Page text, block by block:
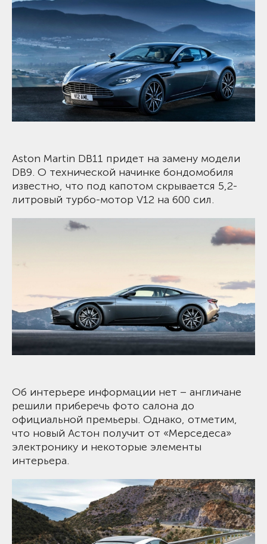
Aston Martin DB11 придет на замену модели
DB9. О технической начинке бондомобиля
известно, что под капотом скрывается 5,2-
литровый турбо-мотор V12 на 600 сил.
Об интерьере информации нет – англичане
решили приберечь фото салона до
официальной премьеры. Однако, отметим,
что новый Астон получит от «Мерседеса»
электронику и некоторые элементы
интерьера.